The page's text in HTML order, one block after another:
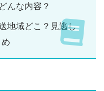
んな内容？
地域どこ？見逃し